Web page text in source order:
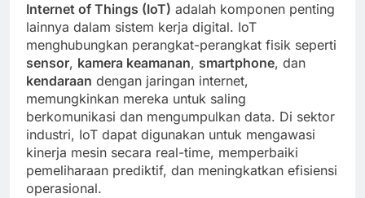
Internet of Things (IoT) adalah komponen penting
lainnya dalam sistem kerja digital. IoT
menghubungkan perangkat-perangkat fisik seperti
sensor, kamera keamanan, smartphone, dan
kendaraan dengan jaringan internet,
memungkinkan mereka untuk saling
berkomunikasi dan mengumpulkan data. Di sektor
industri, IoT dapat digunakan untuk mengawasi
kinerja mesin secara real-time, memperbaiki
pemeliharaan prediktif, dan meningkatkan efisiensi
operasional.